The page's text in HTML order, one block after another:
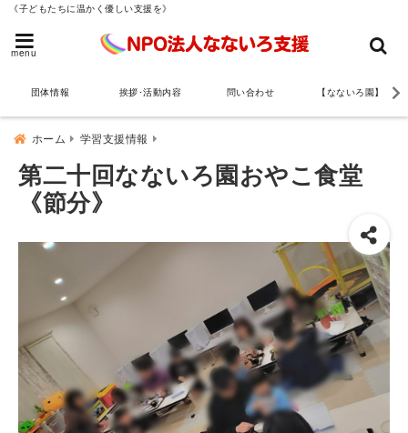
《子どもたちに温かく優しい支援を》
menu
団体情報 挨拶･活動内容 問い合わせ 【なないろ園】
ホーム 学習支援情報
第二十回なないろ園おやこ食堂
《節分》